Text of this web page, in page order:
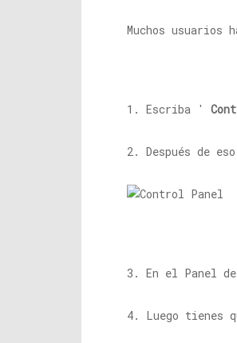
Muchos usuarios
1. Escriba '
2. Después de
3. En el Panel
4. Luego tienes